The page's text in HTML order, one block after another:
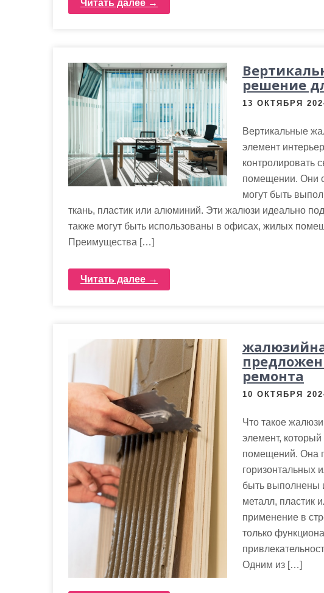
Читать далее →
решение
13 ОКТЯБРЯ
Вертикальные
элемент
контролировать
помещении. Они
могут быть
ткань, пластик или алюминий. Эти жалюзи идеально
также могут быть использованы в офисах, жилых
Преимущества […]
Читать далее →
ремонта
10 ОКТЯБРЯ
Что такое
элемент,
помещений. Она
горизонтальных
быть выполнены
металл, пластик
применение в
только
Одним из […]